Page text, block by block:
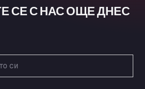
1, 66871
- XXL Truckwash.de
127, 63811
Services
CO77SL
Rico
СЕ С НАС ОЩЕ ДНЕС